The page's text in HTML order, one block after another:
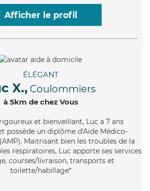
Afficher le profil
ÉLÉGANT
X., Coulommiers
à 5km de chez Vous
et bienveillant, Luc a 7 ans
possède un diplôme d'Aide Médico-
Maitrisant bien les troubles de la
respiratoires, Luc apporte ses services
courses/livraison, transports et
toilette/habillage*